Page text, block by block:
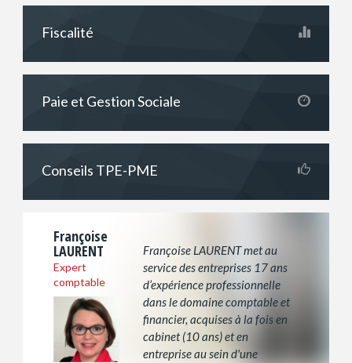
Fiscalité
Paie et Gestion Sociale
Conseils TPE-PME
Françoise
LAURENT
Expert
comptable
Françoise LAURENT met au
service des entreprises 17 ans
d’expérience professionnelle
dans le domaine comptable et
financier, acquises à la fois en
cabinet (10 ans) et en
entreprise au sein d'une